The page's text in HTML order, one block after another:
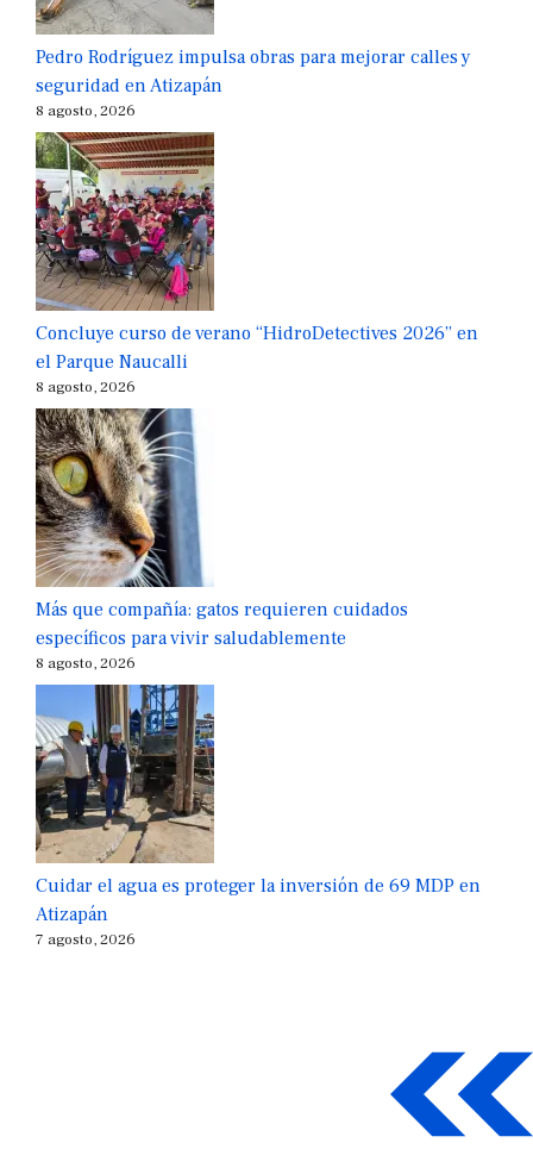
Pedro Rodríguez impulsa obras para mejorar calles y
seguridad en Atizapán
8 agosto, 2026
Concluye curso de verano “HidroDetectives 2026” en
el Parque Naucalli
8 agosto, 2026
Más que compañía: gatos requieren cuidados
específicos para vivir saludablemente
8 agosto, 2026
Cuidar el agua es proteger la inversión de 69 MDP en
Atizapán
7 agosto, 2026